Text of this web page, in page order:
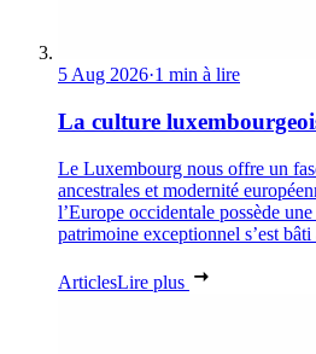
5 Aug 2026·1 min à lire
La culture
Le Luxembourg nous offre un
ancestrales et modernité
l’Europe occidentale possède
patrimoine exceptionnel s’est
ArticlesLire plus